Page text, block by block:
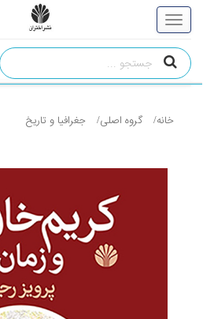
خانه گروه اصلی جغرافيا و تاريخ